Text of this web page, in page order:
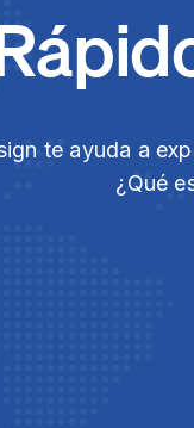
te ayuda a
¿Qué